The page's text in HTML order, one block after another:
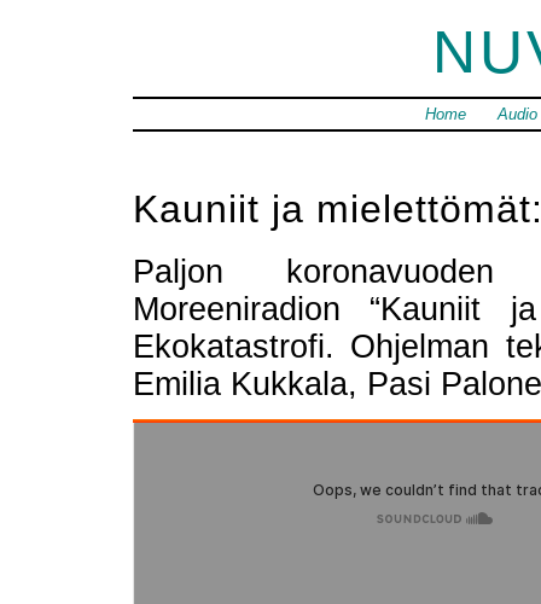
Home Audio
Kauniit ja
Paljon
Moreeniradion “Kauniit
Ekokatastrofi. Ohjelman
Emilia Kukkala, Pasi